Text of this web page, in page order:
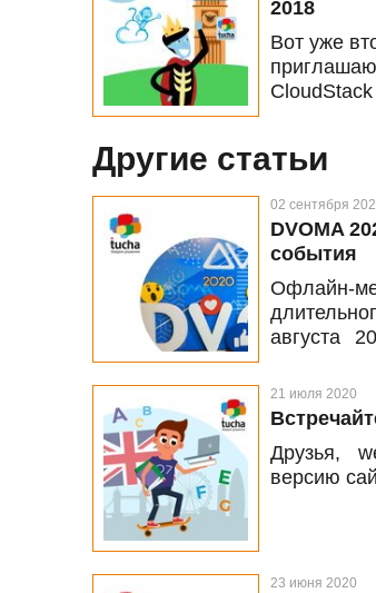
2018
Вот уже
Другие статьи
02 сентября
DVOMA
события
Офлайн-
августа
SEO.UA.
субботу.
21 июля 2020
Друзья,
версию
23 июня 2020